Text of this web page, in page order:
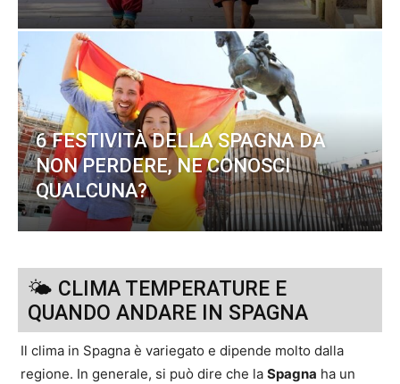
6 FESTIVITÀ DELLA SPAGNA DA
NON PERDERE, NE CONOSCI
QUALCUNA?
🌤 CLIMA TEMPERATURE E
QUANDO ANDARE IN SPAGNA
Il clima in Spagna è variegato e dipende molto dalla
regione. In generale, si può dire che la Spagna ha un